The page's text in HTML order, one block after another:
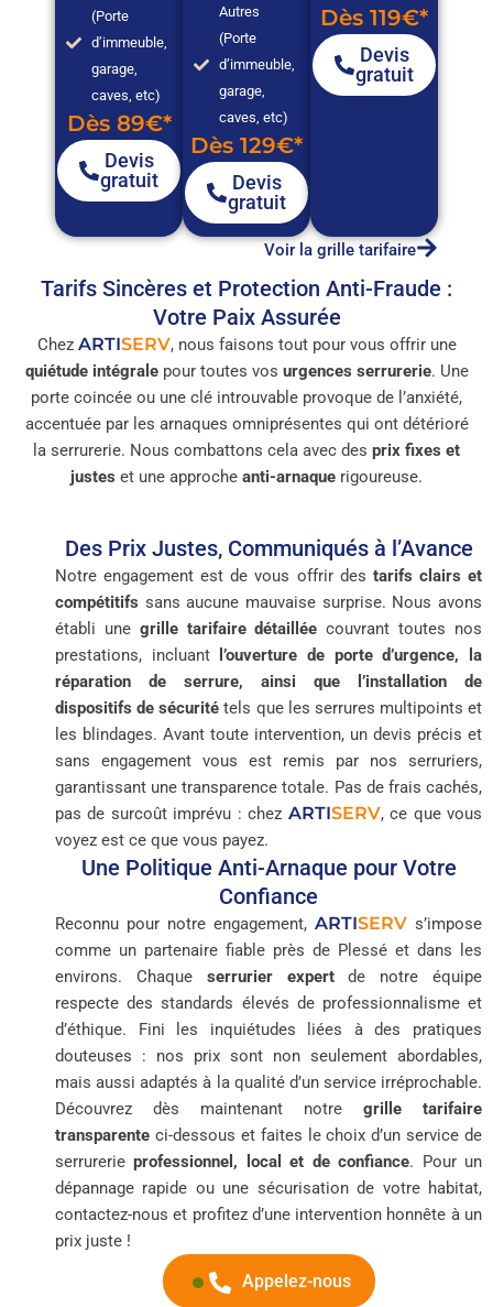
(Porte
d’immeuble,
garage,
caves, etc)
Dès 89€*
Devis
gratuit
Autres
(Porte
d’immeuble,
garage,
caves, etc)
Dès 129€*
Devis
gratuit
Dès 119€*
Devis
gratuit
Voir la grille tarifaire
Tarifs Sincères et Protection Anti-Fraude :
Votre Paix Assurée
Chez ARTISERV, nous faisons tout pour vous offrir une
quiétude intégralepour toutes vos urgences serrurerie. Une
porte coincée ou une clé introuvable provoque de l’anxiété,
accentuée par les arnaques omniprésentes qui ont détérioré
la serrurerie. Nous combattons cela avec des prix fixes et
justes et une approche anti-arnaque rigoureuse.
Des Prix Justes, Communiqués à l’Avance
Notre engagement est de vous offrir des tarifs clairs et
compétitifs sans aucune mauvaise surprise. Nous avons
établi une grille tarifaire détaillée couvrant toutes nos
prestations, incluant
l’ouverture de porte d’urgence, la
réparation de serrure, ainsi que l’installation de
dispositifs de sécurité tels que les serrures multipoints et
les blindages. Avant toute intervention, un devis précis et
sans engagement vous est remis par nos serruriers,
garantissant une transparence totale. Pas de frais cachés,
pas de surcoût imprévu : chez ARTISERV, ce que vous
voyez est ce que vous payez.
Une Politique Anti-Arnaque pour Votre
Confiance
Reconnu pour notre engagement, ARTISERV s’impose
comme un partenaire fiable près de Plessé et dans les
environs. Chaque serrurier expertde notre équipe
respecte des standards élevés de professionnalisme et
d’éthique. Fini les inquiétudes liées à des pratiques
douteuses : nos prix sont non seulement abordables,
mais aussi adaptés à la qualité d’un service irréprochable.
Découvrez dès maintenant notre grille tarifaire
transparente ci-dessous et faites le choix d’un service de
serrurerieprofessionnel, local et de confiance. Pour un
dépannage rapide ou une sécurisation de votre habitat,
contactez-nous et profitez d’une intervention honnête à un
prix juste !
Appelez-nous